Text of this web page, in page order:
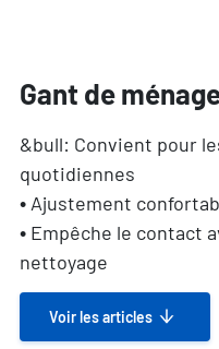
Gant de
&bull: Convient pour
quotidiennes
• Ajustement
• Empêche le contact
nettoyage
Voir les articles